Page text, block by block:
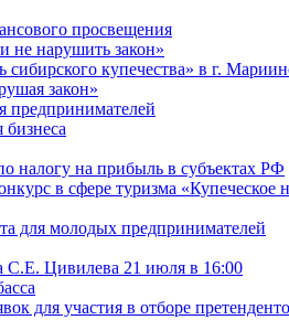
просвещения
не нарушить закон»
купечества» в г.
закон»
предпринимателей
налогу на прибыль в субъектах РФ
в сфере туризма «Купеческое
для молодых предпринимателей
С.Е. Цивилева 21 июля в 16:00
для участия в отборе